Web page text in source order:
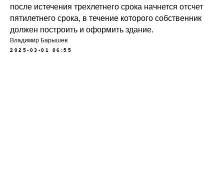
после истечения трехлетнего срока начнется отсчет
пятилетнего срока, в течение которого собственник
должен построить и оформить здание.
Владимир Барышев
2025-03-01 06:55